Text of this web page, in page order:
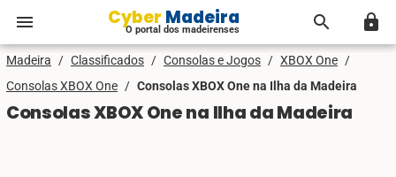
menu Cyber Madeira
O portal dos madeirenses search lock
Madeira / Classificados / Consolas e Jogos / XBOX One /
Consolas XBOX One / Consolas XBOX One na Ilha da Madeira
Consolas XBOX One na Ilha da Madeira